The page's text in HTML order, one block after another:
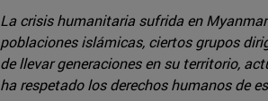
La crisis humanitaria sufrida en
poblaciones islámicas, ciertos grupos
de llevar generaciones en su territorio,
ha respetado los derechos humanos de